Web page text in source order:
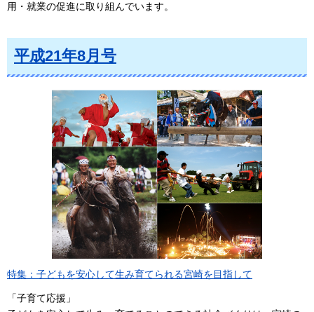
用・就業の促進に取り組んでいます。
平成21年8月号
特集：子どもを安心して生み育てられる宮崎を目指して
「子育て応援」